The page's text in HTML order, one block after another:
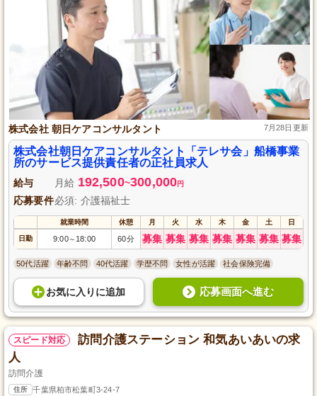
株式会社 朝日ケアコンサルタント 7月28日更新
株式会社朝日ケアコンサルタント「テレサ会」船橋事業
所のサービス提供責任者の正社員求人
給与 月給 192,500~300,000円
応募要件必須: 介護福祉士
就業時間 休憩 月 火 水 木 金 土 日
日勤 9:00～ 18:00 60分 募集 募集 募集 募集 募集 募集 募集
50代活躍 年齢不問 40代活躍 学歴不問 女性が活躍 社会保険完備
お気に入り に追加 応募画面へ進む
スピード対応
訪問介護ステーション 和気あいあいの求
人
訪問介護
住所 千葉県柏市松葉町3-24-7